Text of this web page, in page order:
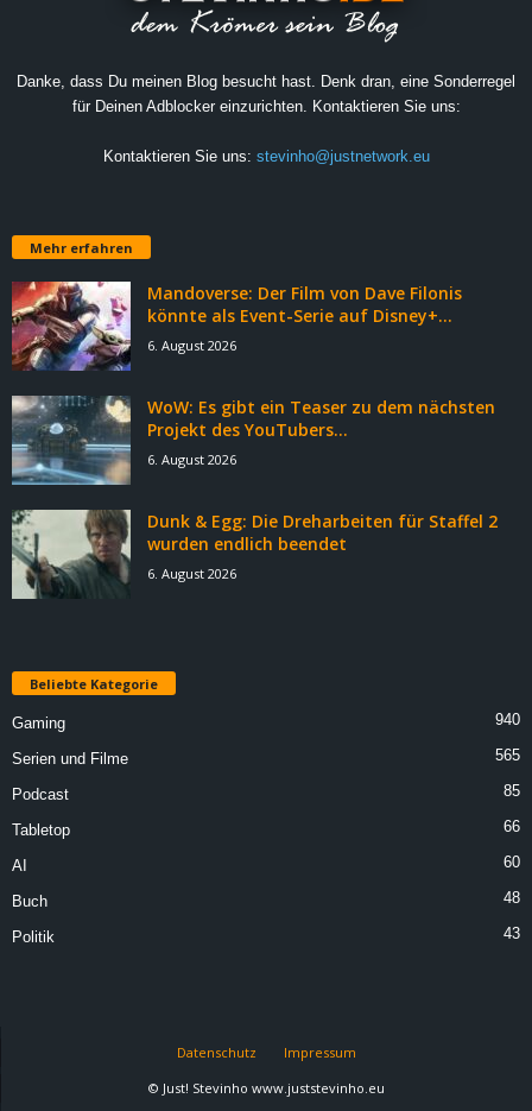
Danke, dass Du meinen Blog besucht hast. Denk dran, eine Sonderregel
für Deinen Adblocker einzurichten. Kontaktieren Sie uns:
Kontaktieren Sie uns: stevinho@justnetwork.eu
Mehr erfahren
Mandoverse: Der Film von Dave Filonis
könnte als Event-Serie auf Disney+...
6. August 2026
WoW: Es gibt ein Teaser zu dem nächsten
Projekt des YouTubers...
6. August 2026
Dunk & Egg: Die Dreharbeiten für Staffel 2
wurden endlich beendet
6. August 2026
Beliebte Kategorie
Gaming 940
Serien und Filme 565
Podcast 85
Tabletop 66
AI 60
Buch 48
Politik 43
Datenschutz
Impressum
© Just! Stevinho www.juststevinho.eu